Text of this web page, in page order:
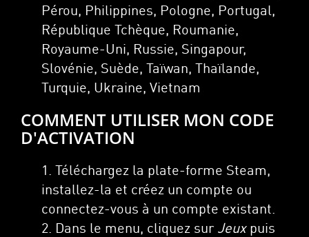
Pérou, Philippines, Pologne, Portugal,
République Tchèque, Roumanie,
Royaume-Uni, Russie, Singapour,
Slovénie, Suède, Taïwan, Thaïlande,
Turquie, Ukraine, Vietnam
COMMENT UTILISER MON CODE
D'ACTIVATION
1. Téléchargez la plate-forme Steam,
installez-la et créez un compte ou
connectez-vous à un compte existant.
2. Dans le menu, cliquez sur Jeuxpuis